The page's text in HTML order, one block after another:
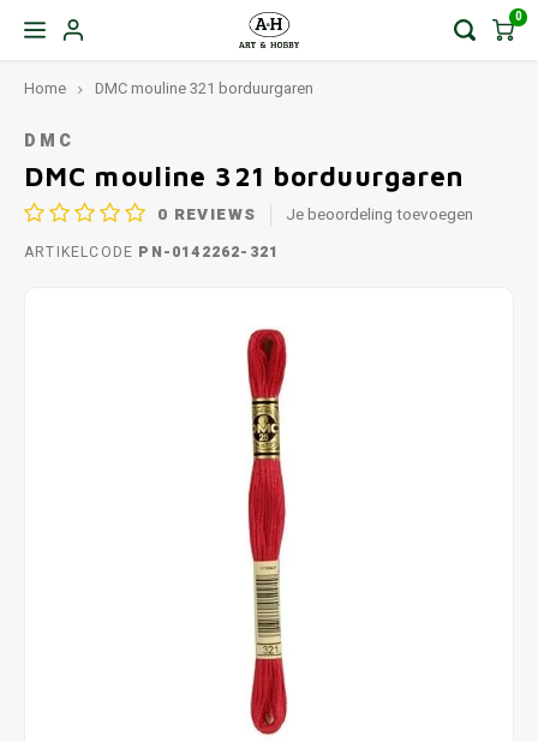
0
Home DMC mouline 321 borduurgaren
DMC
DMC mouline 321 borduurgaren
0 REVIEWS Je beoordeling toevoegen
ARTIKELCODE PN-0142262-321